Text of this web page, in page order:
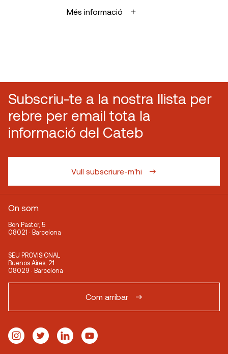
Més informació
Subscriu-te a la nostra llista per
rebre per email tota la
informació del Cateb
Vull subscriure-m'hi
On som
Bon Pastor, 5
08021 · Barcelona
SEU PROVISIONAL
Buenos Aires, 21
08029 · Barcelona
Com arribar